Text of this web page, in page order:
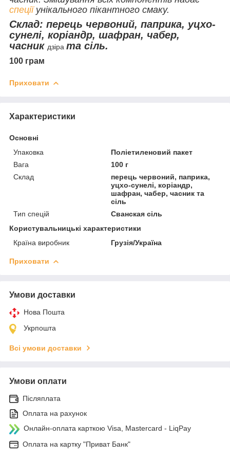
спеціїунікального пікантного смаку.
Склад: перець червоний, паприка, уцхо-
сунелі, коріандр, шафран, чабер,
часник дзіра та сіль.
100 грам
Приховати
Характеристики
Основні
Упаковка
Поліетиленовий пакет
Вага
100 г
Склад
перець червоний, паприка,
уцхо-сунелі, коріандр,
шафран, чабер, часник та
сіль
Тип спецій
Сванская сіль
Користувальницькі характеристики
Країна виробник
Грузія/Україна
Приховати
Умови доставки
Нова Пошта
Укрпошта
Всі умови доставки
Умови оплати
Післяплата
Оплата на рахунок
Онлайн-оплата карткою Visa, Mastercard - LiqPay
Оплата на картку "Приват Банк"